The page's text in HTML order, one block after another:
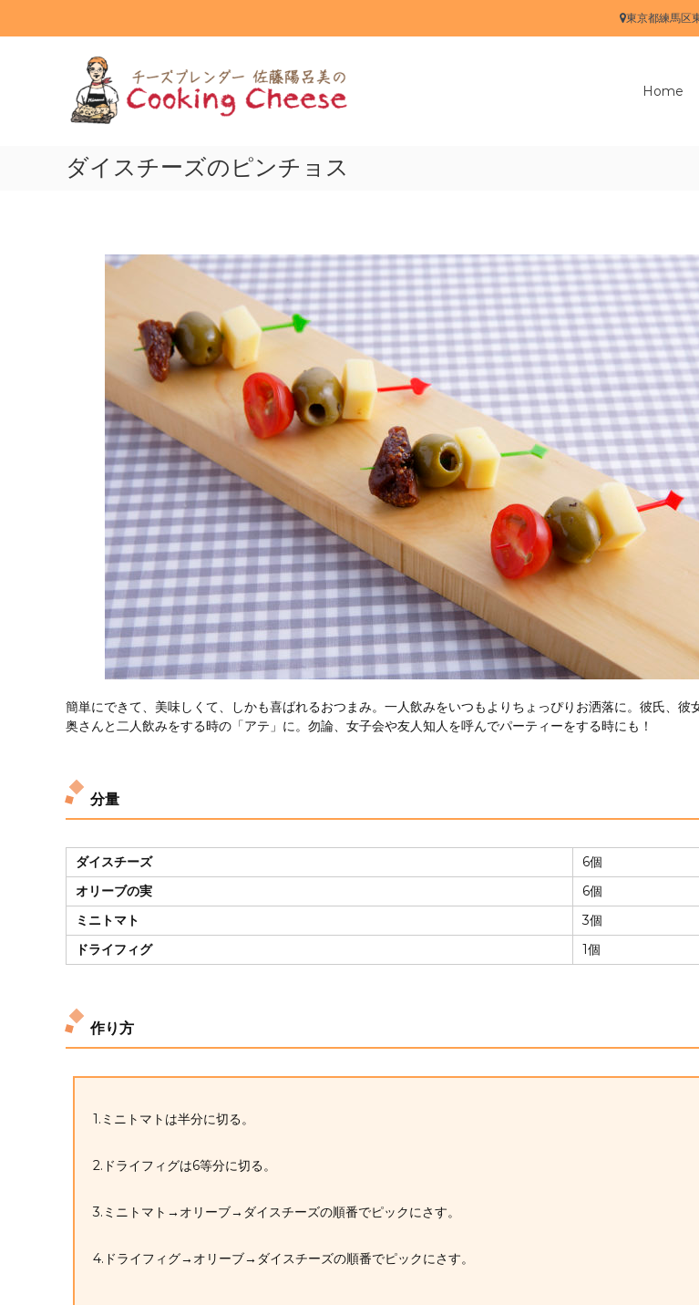
東京都練馬区
ク
ッ
キ
ン
チ
Home
ダイスチーズのピンチョス
簡単にできて、美味しくて、しかも喜ばれるおつまみ。一人飲みをいつもよりちょっぴりお洒落に。彼氏、彼
奥さんと二人飲みをする時の「アテ」に。勿論、女子会や友人知人を呼んでパーティーをする時にも！
分量
ダイスチーズ
6個
オリーブの実
6個
ミニトマト
3個
ドライフィグ
1個
作り方
1.ミニトマトは半分に切る。
2.ドライフィグは6等分に切る。
3.ミニトマト→オリーブ→ダイスチーズの順番でピックにさす。
4.ドライフィグ→オリーブ→ダイスチーズの順番でピックにさす。